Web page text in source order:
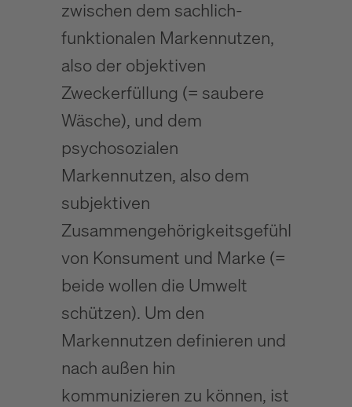
zwischen dem sachlich-
funktionalen Markennutzen,
also der objektiven
Zweckerfüllung (= saubere
Wäsche), und dem
psychosozialen
Markennutzen, also dem
subjektiven
Zusammengehörigkeitsgefühl
von Konsument und Marke (=
beide wollen die Umwelt
schützen). Um den
Markennutzen definieren und
nach außen hin
kommunizieren zu können, ist